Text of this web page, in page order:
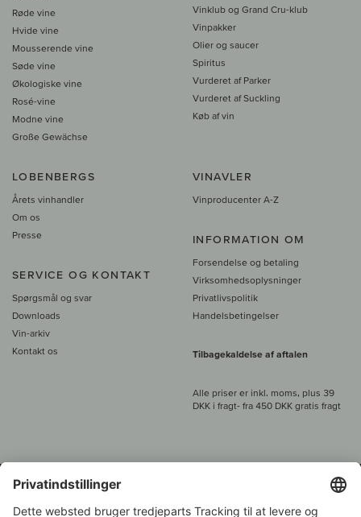
Røde vine
Hvide vine
Mousserende vine
Søde vine
Økologiske vine
Rosé-vine
Modne vine
Große Gewächse
Vinklub og Grand Cru-klub
Vinpakker
Olier og saucer
Spiritus
Vurderet af Parker
Vurderet af Suckling
Køb af vin
LOBENBERGS
Årets vinhandler
Om os
Presse
SERVICE OG KONTAKT
Spørgsmål og svar
Downloads
Vin-arkiv
Kontakt os
VINAVLER
Vinproducenter A-Z
INFORMATION OM
Forsendelse og betaling
Virksomhedsoplysninger
Privatlivspolitik
Handelsbetingelser
Tilbagekaldelse af aftalen
Alle priser er inkl. moms, plus 39
DKK i fragt- fra 450 DKK gratis fragt
Kundeservice: